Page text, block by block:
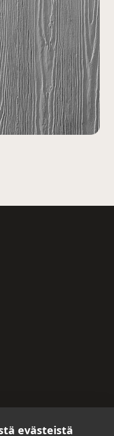
evästeistä